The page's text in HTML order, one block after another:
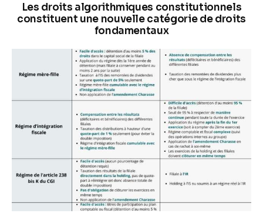
Les droits algorithmiques constitutionnels
constituent une nouvelle catégorie de droits
fondamentaux